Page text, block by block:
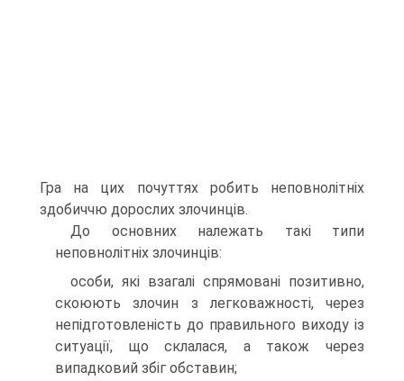
Гра на цих почуттях робить неповнолітніх
здобиччю дорослих злочинців.
До основних належать такі типи
неповнолітніх злочинців:
особи, які взагалі спрямовані позитивно,
скоюють злочин з легковажності, через
непідготовленість до правильного виходу із
ситуації, що склалася, а також через
випадковий збіг обставин;